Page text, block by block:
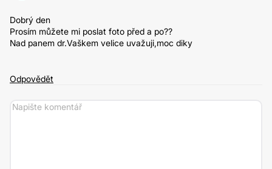
Dobrý den
Prosím můžete mi poslat foto před a po??
Nad panem dr.Vaškem velice uvažuji,moc diky
Odpovědět